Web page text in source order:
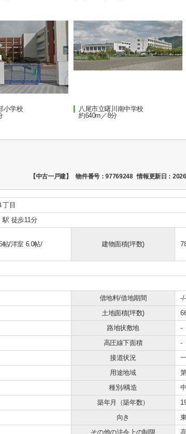
小学校
八尾市立曙川南中学校
約640m／8分
【中古一戸建】 物件番号：97769248 情報更新日：
丁目
駅 徒歩11分
帖/洋室 6.0帖/
建物面積(坪数)
借地料/借地期間
-/-
土地面積(坪数)
路地状敷地
-
高圧線下面積
-
接道状況
用途地域
種別/構造
築年月（築年数）
向き
その他の法令上の制限